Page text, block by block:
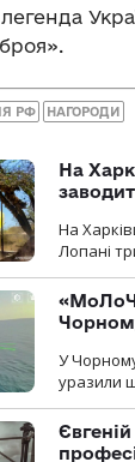
РФ НАГОРОДИ
На
На
Лопані
У
уразили